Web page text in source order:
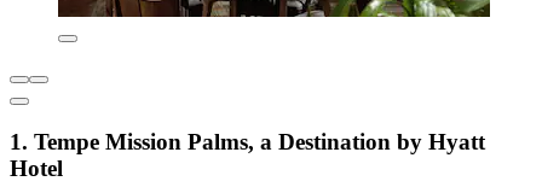
1. Tempe Mission Palms, a Destination by Hyatt
Hotel